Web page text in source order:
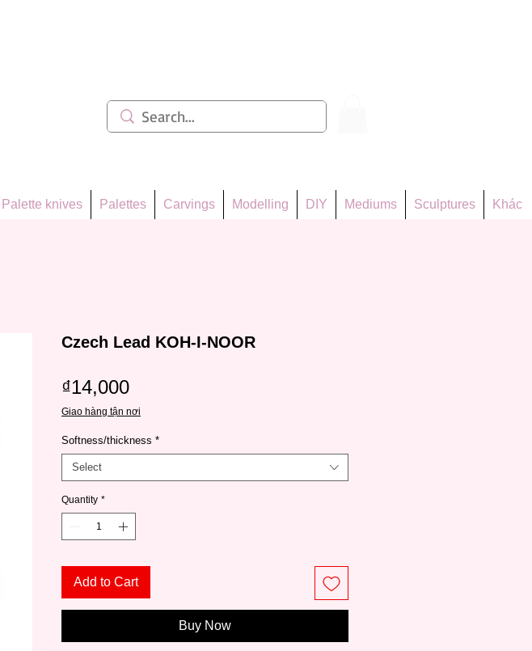
Palette knives Palettes Carvings Modelling DIY Mediums Sculptures Khác
Czech Lead KOH-I-NOOR
₫14,000Price
Giao hàng tận nơi
Softness/thickness *
Select
Quantity *
Add to Cart
Buy Now